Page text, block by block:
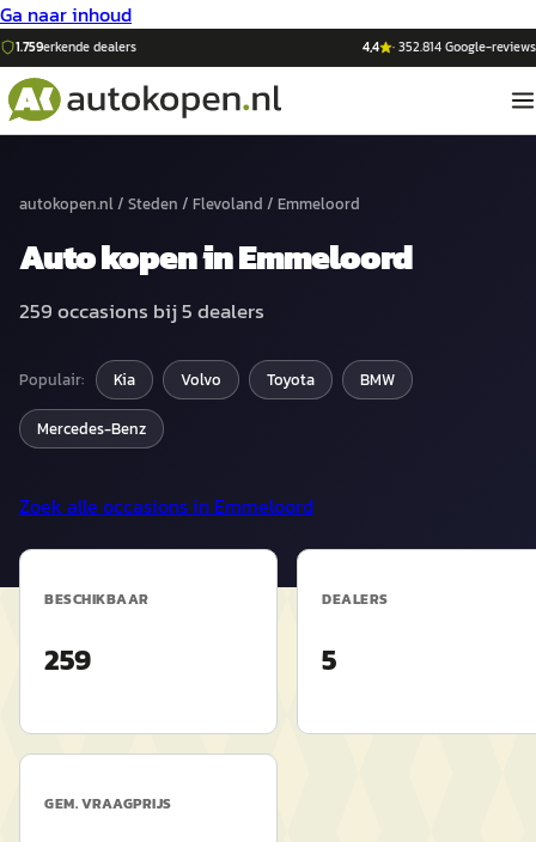
Ga naar inhoud
1.759erkende dealers 4,4 ·352.814Google-reviews
autokopen.nl/ Steden / Flevoland / Emmeloord
Autokopen inEmmeloord
259occasions bij5dealers
Populair: Kia Volvo Toyota BMW
Mercedes-Benz
Zoek alle occasions in Emmeloord
BESCHIKBAAR
259
DEALERS
5
GEM. VRAAGPRIJS